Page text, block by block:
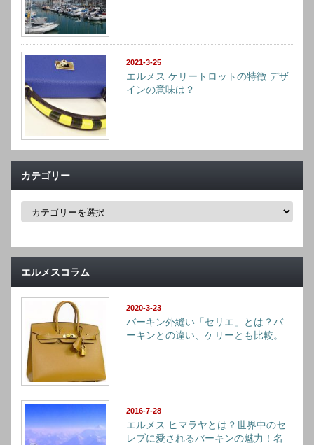
2021-3-25
エルメス ケリートロットの特徴 デザ
インの意味は？
カテゴリー
カ
ー
エルメスコラム
2020-3-23
バーキン外縫い「セリエ」とは？バ
ーキンとの違い、ケリーとも比較。
2016-7-28
エルメス ヒマラヤとは？世界中のセ
レブに愛されるバーキンの魅力！名